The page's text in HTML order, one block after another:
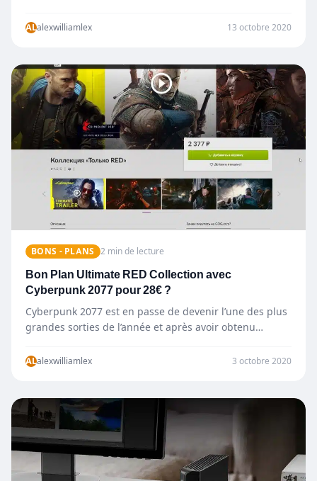
ALalexwilliamlex 13 octobre 2020
BONS - PLANS 2 min de lecture
Bon Plan Ultimate RED Collection avec
Cyberpunk 2077 pour 28€ ?
Cyberpunk 2077 est en passe de devenir l’une des plus
grandes sorties de l’année et après avoir obtenu…
ALalexwilliamlex 3 octobre 2020